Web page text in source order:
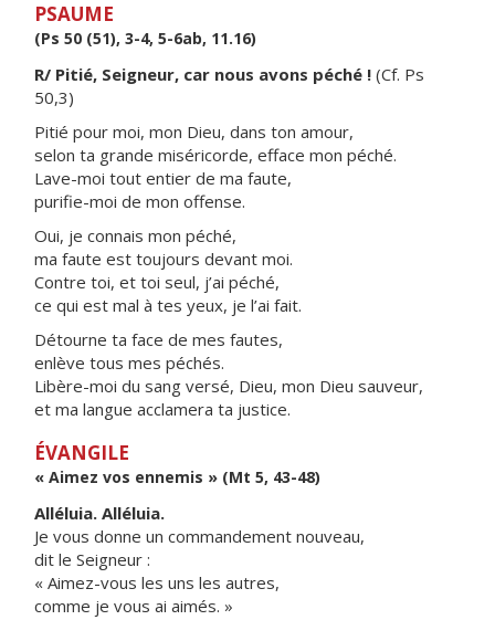
PSAUME
(Ps 50 (51), 3-4, 5-6ab, 11.16)
R/ Pitié, Seigneur, car nous avons péché ! (Cf. Ps
50,3)
Pitié pour moi, mon Dieu, dans ton amour,
selon ta grande miséricorde, efface mon péché.
Lave-moi tout entier de ma faute,
purifie-moi de mon offense.
Oui, je connais mon péché,
ma faute est toujours devant moi.
Contre toi, et toi seul, j’ai péché,
ce qui est mal à tes yeux, je l’ai fait.
Détourne ta face de mes fautes,
enlève tous mes péchés.
Libère-moi du sang versé, Dieu, mon Dieu sauveur,
et ma langue acclamera ta justice.
ÉVANGILE
« Aimez vos ennemis » (Mt 5, 43-48)
Alléluia. Alléluia.
Je vous donne un commandement nouveau,
dit le Seigneur :
« Aimez-vous les uns les autres,
comme je vous ai aimés. »